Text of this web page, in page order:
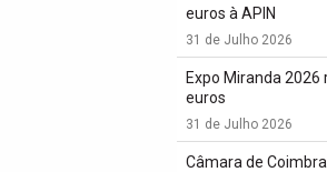
euros à APIN
31 de Julho 2026
Expo Miranda 2026
euros
31 de Julho 2026
Câmara de